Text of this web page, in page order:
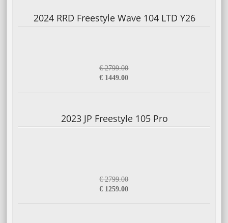
2024 RRD Freestyle Wave 104 LTD Y26
€ 2799.00
€ 1449.00
2023 JP Freestyle 105 Pro
€ 2799.00
€ 1259.00